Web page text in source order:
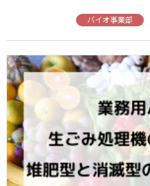
バイオ事業部